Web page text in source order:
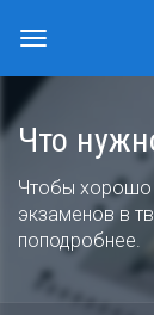
Что
Чтобы хорошо
экзаменов в
поподробнее.